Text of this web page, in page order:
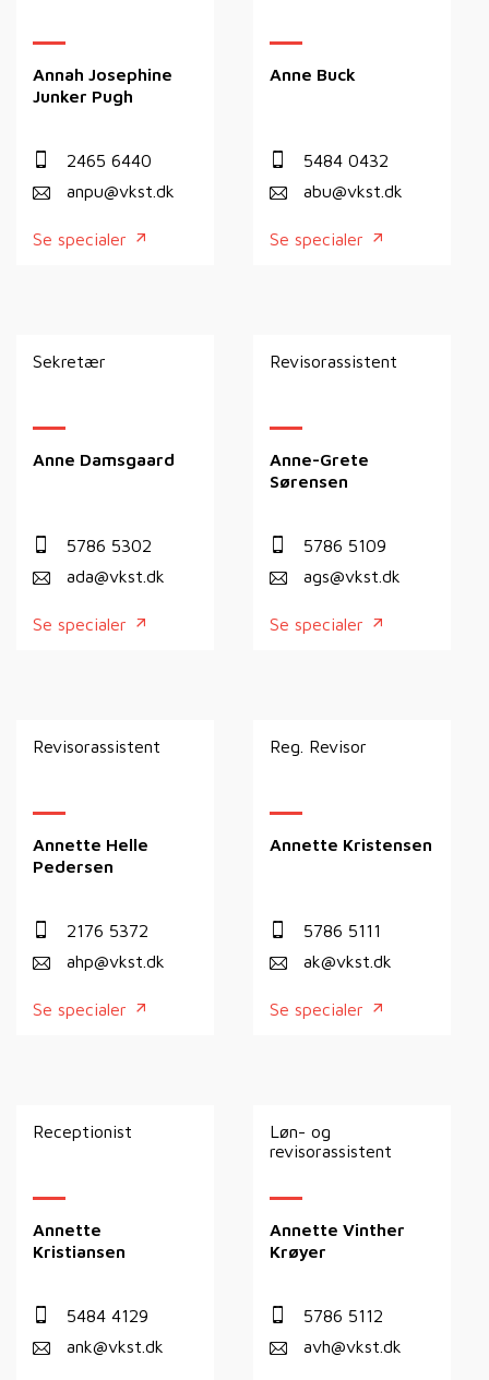
Annah Josephine
Junker Pugh
2465 6440
anpu@vkst.dk
Se specialer
Anne Buck
5484 0432
abu@vkst.dk
Se specialer
Sekretær
Anne Damsgaard
5786 5302
ada@vkst.dk
Se specialer
Revisorassistent
Anne-Grete
Sørensen
5786 5109
ags@vkst.dk
Se specialer
Revisorassistent
Annette Helle
Pedersen
2176 5372
ahp@vkst.dk
Se specialer
Reg. Revisor
Annette Kristensen
5786 5111
ak@vkst.dk
Se specialer
Receptionist
Annette
Kristiansen
5484 4129
ank@vkst.dk
Løn- og
revisorassistent
Annette Vinther
Krøyer
5786 5112
avh@vkst.dk